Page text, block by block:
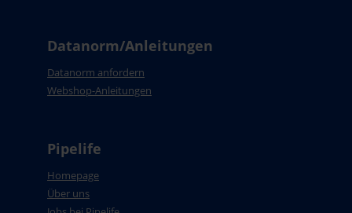
Datanorm/Anleitungen
Datanorm anfordern
Webshop-Anleitungen
Pipelife
Homepage
Über uns